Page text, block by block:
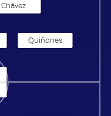
Chávez
Quiñones